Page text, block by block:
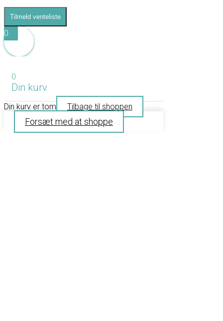
Tilmeld venteliste
0
0
Din kurv
Din kurv er tom Tilbage til shoppen
Forsæt med at shoppe